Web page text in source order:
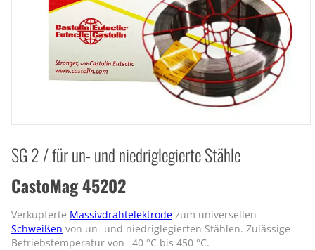
SG 2 / für un- und niedriglegierte Stähle
CastoMag 45202
Verkupferte Massivdrahtelektrode zum universellen
Schweißen von un- und niedriglegierten Stählen. Zulässige
Betriebstemperatur von –40 °C bis 450 °C.